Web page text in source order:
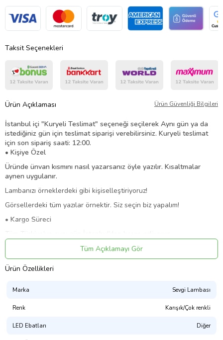
Taksit Seçenekleri
Ürün Açıklaması Ürün Güvenliği Bilgileri
İstanbul içi "Kuryeli Teslimat" seçeneği seçilerek Aynı gün ya da
istediğiniz gün için teslimat siparişi verebilirsiniz. Kuryeli teslimat
için son sipariş saati: 12:00.
• Kişiye Özel
Üründe ünvan kısmını nasıl yazarsanız öyle yazılır. Kısaltmalar
aynen uygulanır.
Lambanızı örneklerdeki gibi kişiselleştiriyoruz!
Görsellerdeki tüm yazılar örnektir. Siz seçin biz yapalım!
• Kargo Süreci
Aynı gün kargo için son sipariş saati: 16:00.
İstanbul içi aynı gün motor kurye ile teslimatımız vardır. Motor kurye
için son sipariş saati: 12:00.
• Renk Seçenekleri
mor, beyaz.
Bir renk seçmek zorunda değilsiniz, üzerindeki düğmeye basarak
Tüm Açıklamayı Gör
Ürün Özellikleri
Marka Sevgi Lambası
Renk Karışık/Çok renkli
LED Ebatları Diğer